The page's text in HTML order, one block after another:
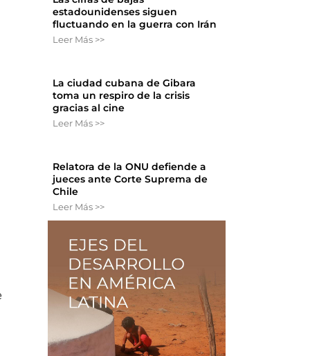
estadounidenses siguen
fluctuando en la guerra con Irán
Leer Más >>
La ciudad cubana de Gibara
toma un respiro de la crisis
gracias al cine
Leer Más >>
Relatora de la ONU defiende a
jueces ante Corte Suprema de
Chile
Leer Más >>